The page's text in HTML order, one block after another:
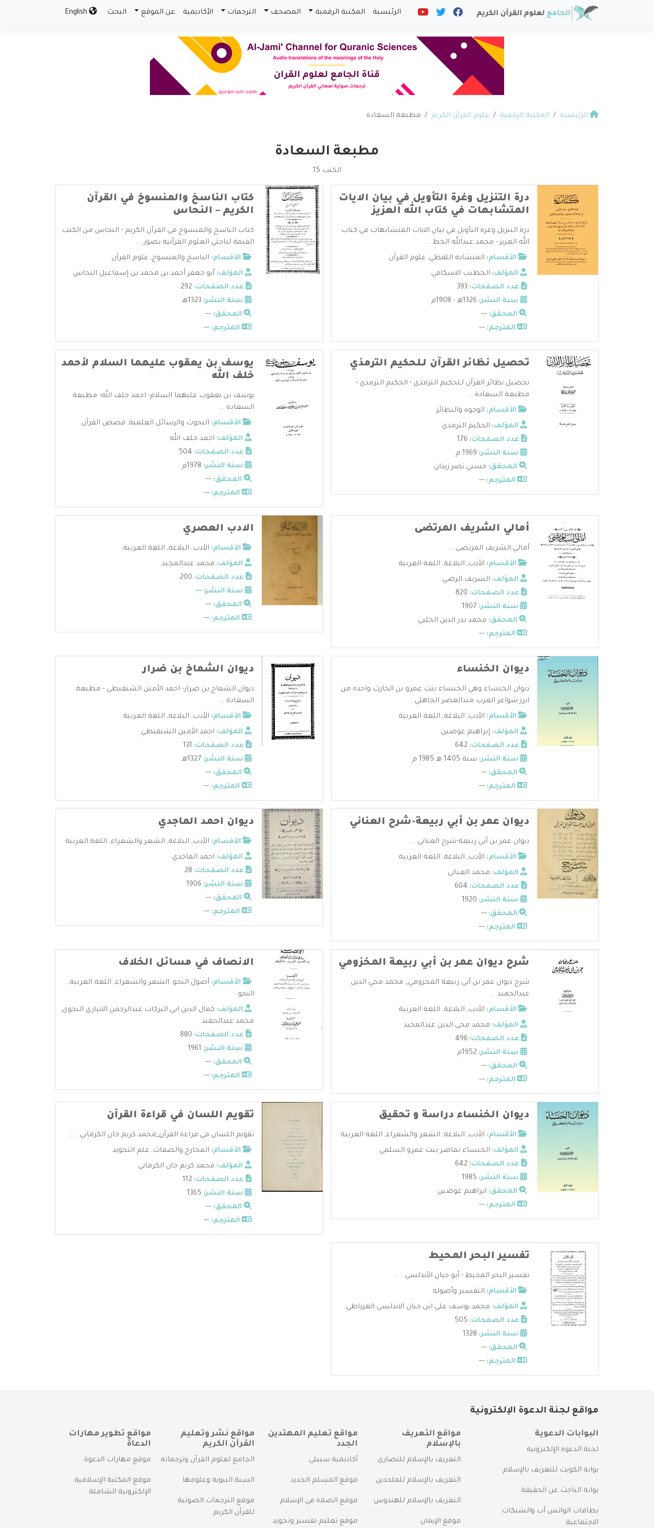
الرئيسية المكتبة الرقمية المصحف الترجمات الأكاديمية عن الموقع البحث
الرئيسية المكتبة الرقمية علوم القرآن الكريم مطبعة السعادة
مطبعة السعادة
الكتب 15
درة التنزيل وغرة التأويل في بيان الايات
المتشابهات في كتاب الله العزيز
درة التنزيل وغرة التأويل في بيان الايات المتشابهات في كتاب
الله العزيز - محمد عبدالله الخط ...
الأقسام: المتشابه اللفظي, علوم القرآن
المؤلف: الخطيب الاسكافي
عدد الصفحات:
سنة النشر:
المحقق: ---
المترجم: ---
كتاب الناسخ والمنسوخ في القرآن
الكريم – النحاس
كتاب الناسخ والمنسوخ في القرآن الكريم - النحاس من الكتب
القيمة لباحثي العلوم القرآنية بصور ...
الأقسام: الناسخ والمنسوخ, علوم القرآن
المؤلف: أبو جعفر أحمد بن محمد بن إسماعيل النحاس
عدد الصفحات:
سنة النشر:
المحقق: ---
المترجم: ---
تحصيل نظائر القرآن لـلحكيم الترمذي
تحصيل نظائر القرآن لـلحكيم الترمذي - الحكيم الترمذي -
مطبعة السعادة ...
الأقسام: الوجوه والنظائر
المؤلف: الحكيم الترمذي
عدد الصفحات:
سنة النشر:
المحقق: حسني نصر زيدان
المترجم: ---
يوسف بن يعقوب عليهما السلام لأحمد
خلف الله
يوسف بن يعقوب عليهما السلام- احمد خلف الله- مطبعة
السعادة ...
الأقسام: البحوث والرسائل العلمية, قصص القرآن
المؤلف: احمد خلف الله
عدد الصفحات:
سنة النشر:
المحقق: ---
المترجم: ---
أمالي الشريف المرتضى
أمالي الشريف المرتضى ...
الأقسام: الأدب, البلاغة, اللغة العربية
المؤلف: الشريف الرضي
عدد الصفحات:
سنة النشر:
المحقق: محمد بدر الدين الحلبي
المترجم: ---
الادب العصري
الأقسام: الأدب, البلاغة, اللغة العربية
المؤلف: محمد عبدالمجيد
عدد الصفحات:
سنة النشر: ---
المحقق: ---
المترجم: ---
ديوان الخنساء
ديوان الخنساء وهي الخنساء بنت عمرو بن الحارث واحده من
ابرز شواعر العرب منذالعصر الجاهلي ...
الأقسام: الأدب, البلاغة, اللغة العربية
المؤلف: إبراهيم عوضين
عدد الصفحات:
سنة النشر: سنة 1405 هـ 1985 م
المحقق: ---
المترجم: ---
ديوان الشماخ بن ضرار
ديوان الشماخ بن ضرار- احمد الأمين الشنقيطي - مطبعة
السعادة ...
الأقسام: الأدب, البلاغة, اللغة العربية
المؤلف: احمد الأمين الشنقيطي
عدد الصفحات:
سنة النشر:
المحقق: ---
المترجم: ---
ديوان عمر بن أبي ربيعة-شرح العناني
ديوان عمر بن أبي ربيعة-شرح العناني ...
الأقسام: الأدب, البلاغة, اللغة العربية
المؤلف: محمد العناني
عدد الصفحات:
سنة النشر:
المحقق: ---
المترجم: ---
ديوان احمد الماجدي
الأقسام: الأدب, البلاغة, الشعر والشعراء, اللغة العربية
المؤلف: احمد الماجدي
عدد الصفحات:
سنة النشر:
المحقق: ---
المترجم: ---
شرح ديوان عمر بن أبي ربيعة المخزومي
شرح ديوان عمر بن أبي ربيعة المخزومي_ محمد محي الدين
عبدالحميد ...
الأقسام: الأدب, البلاغة, اللغة العربية
المؤلف: محمد محي الدين عبدالمحيد
عدد الصفحات:
سنة النشر:
المحقق: ---
المترجم: ---
الانصاف في مسائل الخلاف
الأقسام: أصول النحو, الشعر والشعراء, اللغة العربية,
النحو
المؤلف: كمال الدين ابي البركات عبدالرحمن الانباري النحوي,
محمد عبدالحميد
عدد الصفحات:
سنة النشر:
المحقق: ---
المترجم: ---
ديوان الخنساء دراسة و تحقيق
الأقسام: الأدب, البلاغة, الشعر والشعراء, اللغة العربية
المؤلف: الخنساء تماضر بنت عمرو السلمي
عدد الصفحات:
سنة النشر:
المحقق: ابراهيم عوضين
المترجم: ---
تقويم اللسان في قراءة القرآن
تقويم اللسان في قراءة القرآن_محمد كريم خان الكرماني . ...
الأقسام: المخارج والصفات, علم التجويد
المؤلف: محمد كريم خان الكرماني
عدد الصفحات:
سنة النشر:
المحقق: ---
المترجم: ---
تفسير البحر المحيط
تفسير البحر المحيط - أبو حيان الأندلسي . ...
الأقسام: التفسير وأصوله
المؤلف: محمد يوسف علي ابن حيان الاندلسي الغرناطي
عدد الصفحات:
سنة النشر:
المحقق: ---
المترجم: ---
مواقع لجنة الدعوة الإلكترونية
البوابات الدعوية
لجنة الدعوة الإلكترونية
بوابة الكويت للتعريف بالإسلام
بوابة الباحث عن الحقيقة
بطاقات الواتس آب والشبكات
الاجتماعية
مواقع التعريف
بالإسلام
التعريف بالإسلام للنصارى
التعريف بالإسلام للملحدين
التعريف بالإسلام للهندوس
موقع الإيمان
مواقع تعليم المهتدين
الجدد
أكاديمية سبيلي
موقع المسلم الجديد
موقع الصلاة في الإسلام
موقع تعليم تفسير وتجويد
مواقع نشر وتعليم
القرآن الكريم
الجامع لعلوم القرآن وترجماته
السنة النبوية وعلومها
موقع الترجمات الصوتية
للقرآن الكريم
مواقع تطوير مهارات
الدعاة
موقع مهارات الدعوة
موقع المكتبة الإسلامية
الإلكترونية الشاملة